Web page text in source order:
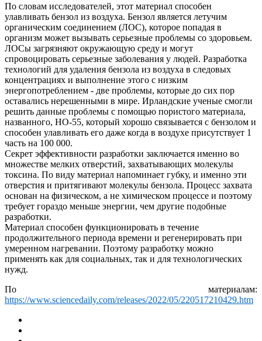
По словам исследователей, этот материал способен
улавливать бензол из воздуха. Бензол является летучим
органическим соединением (ЛОС), которое попадая в
организм может вызывать серьезные проблемы со здоровьем.
ЛОСы загрязняют окружающую среду и могут
спровоцировать серьезные заболевания у людей. Разработка
технологий для удаления бензола из воздуха в следовых
концентрациях и выполнение этого с низким
энергопотреблением - две проблемы, которые до сих пор
оставались нерешенными в мире. Ирландские ученые смогли
решить данные проблемы с помощью пористого материала,
названного, НО-55, который хорошо связывается с бензолом и
способен улавливать его даже когда в воздухе присутствует 1
часть на 100 000.
Секрет эффективности разработки заключается именно во
множестве мелких отверстий, захватывающих молекулы
токсина. По виду материал напоминает губку, и именно эти
отверстия и притягивают молекулы бензола. Процесс захвата
основан на физическом, а не химическом процессе и поэтому
требует гораздо меньше энергии, чем другие подобные
разработки.
Материал способен функционировать в течение
продолжительного периода времени и регенерировать при
умеренном нагревании. Поэтому разработку можно
применять как для социальных, так и для технологических
нужд.
По материалам:
https://www.sciencedaily.com/releases/2022/05/220517210429.htm